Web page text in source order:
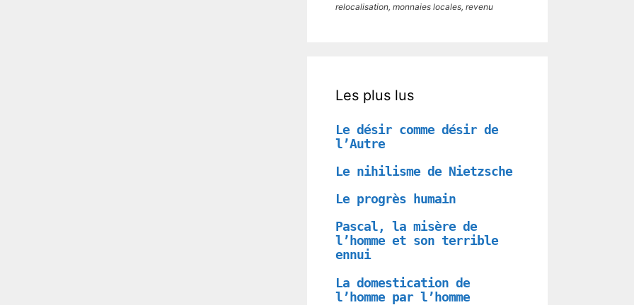
relocalisation, monnaies locales, revenu
Les plus lus
Le désir comme désir de
l’Autre
Le nihilisme de Nietzsche
Le progrès humain
Pascal, la misère de
l’homme et son terrible
ennui
La domestication de
l’homme par l’homme